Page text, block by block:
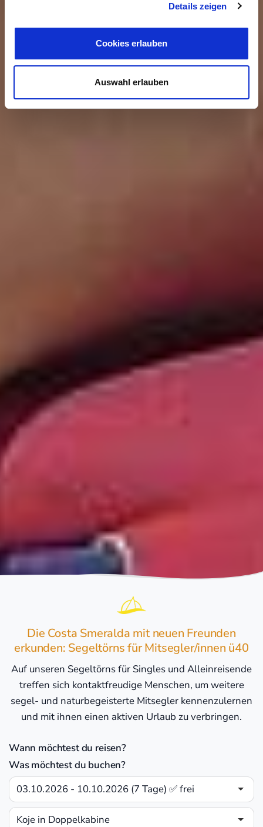
Details zeigen
Cookies erlauben
Auswahl erlauben
Die Costa Smeralda mit neuen Freunden
erkunden: Segeltörns für Mitsegler/innen ü40
Auf unseren Segeltörns für Singles und Alleinreisende
treffen sich kontaktfreudige Menschen, um weitere
segel- und naturbegeisterte Mitsegler kennenzulernen
und mit ihnen einen aktiven Urlaub zu verbringen.
Wann möchtest du reisen?
Was möchtest du buchen?
03.10.2026 - 10.10.2026 (7 Tage) ✅ frei
Koje in Doppelkabine